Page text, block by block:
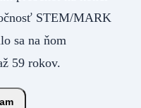
STEM/MARK
sa na ňom
59 rokov.